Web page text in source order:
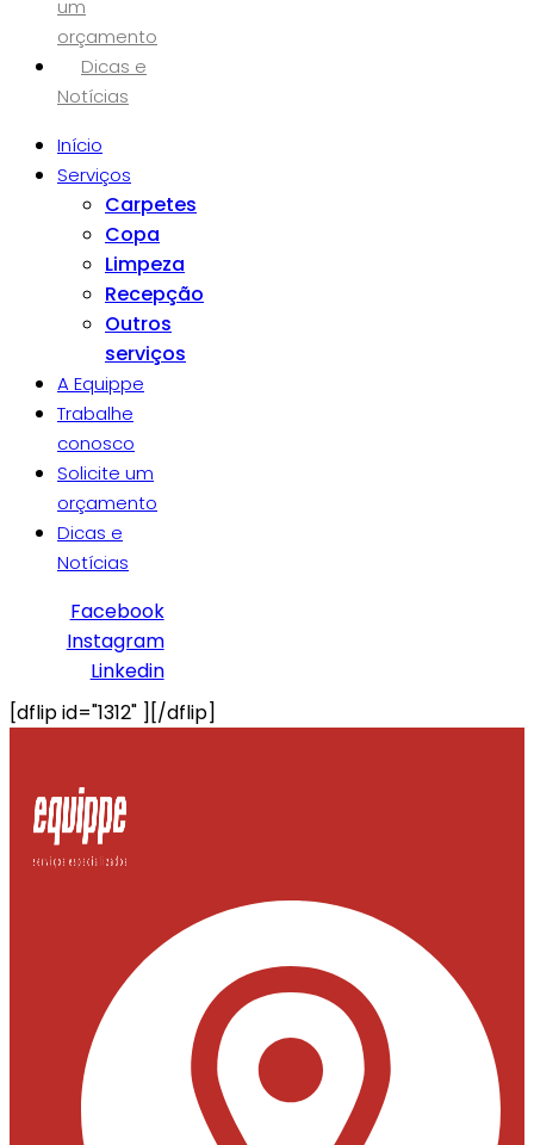
um
orçamento
Dicas e
Notícias
Início
Serviços
Carpetes
Copa
Limpeza
Recepção
Outros
serviços
A Equippe
Trabalhe
conosco
Solicite um
orçamento
Dicas e
Notícias
Facebook
Instagram
Linkedin
[dflip id="1312" ][/dflip]